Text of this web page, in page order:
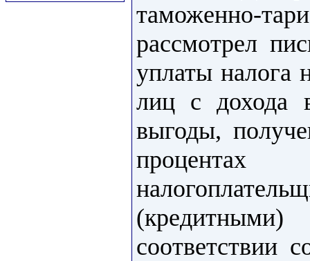
таможенно-
рассмотрел
уплаты налога
лиц с дохода
выгоды,
процентах
соответствии